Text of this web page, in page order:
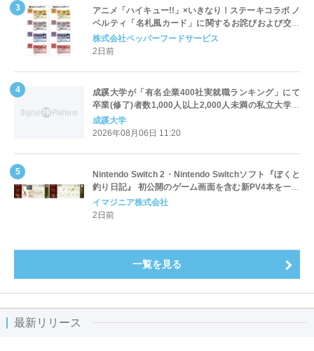
アニメ「ハイキュー!!」×いきなり！ステーキコラボ ノ
ベルティ「名札風カード」に関するお詫びおよび交換
対応についてのご案内
株式会社ペッパーフードサービス
2日前
成蹊大学が「有名企業400社実就職ランキング」にて
卒業(修了)者数1,000人以上2,000人未満の私立大学で
全国第1位を獲得！～実就職率は26.5%（前年比＋
4.3pt）に伸長、東京の私立大学でも10位にランクイン
成蹊大学
2026年08月06日 11:20
Nintendo Switch 2・Nintendo Switchソフト『ぼくと
釣り日記』 初公開のゲーム画面を含む新PV4本を一挙
公開！
イマジニア株式会社
2日前
一覧を見る
最新リリース